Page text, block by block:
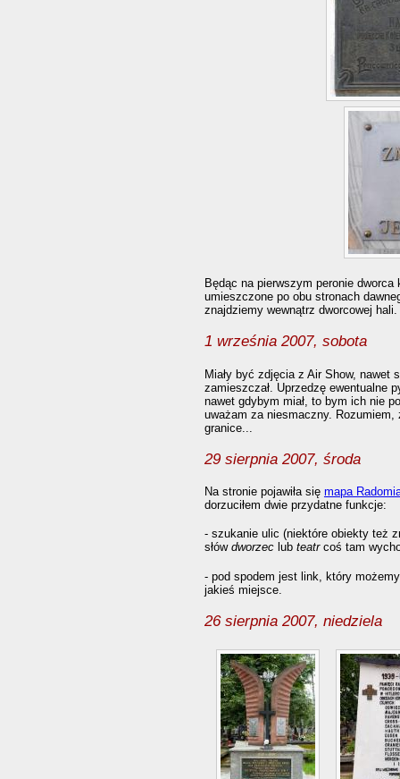
Będąc na pierwszym peronie
umieszczone po obu stronach
znajdziemy wewnątrz dworcowej hali.
1 września 2007, sobota
Miały być zdjęcia z Air Show, nawet
zamieszczał. Uprzedzę ewentualne
nawet gdybym miał, to bym ich nie
uważam za niesmaczny.
granice...
29 sierpnia 2007, środa
Na stronie pojawiła się mapa
dorzuciłem dwie przydatne funkcje:
- szukanie ulic (niektóre obiekty też
słów dworzeclub teatrcoś tam
- pod spodem jest link, który
jakieś miejsce.
26 sierpnia 2007, niedziela